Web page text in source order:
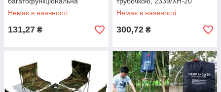
складана з чохлом 4в1
(51906/101) 38315
Немає в наявності
131,27 ₴
28325
Немає в наявності
300,72 ₴